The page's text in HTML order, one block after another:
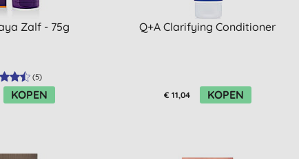
Zalf - 75g
(5)
KOPEN
Q+A Clarifying Conditioner
€ 11,04 KOPEN